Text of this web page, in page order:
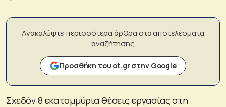
Ανακαλύψτε περισσότερα άρθρα στα αποτελέσματα
αναζήτησης
Προσθήκη του ot.gr στην Google
Σχεδόν 8 εκατομμύρια θέσεις εργασίας στη